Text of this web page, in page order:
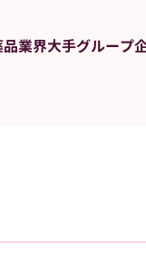
業界大手グループ